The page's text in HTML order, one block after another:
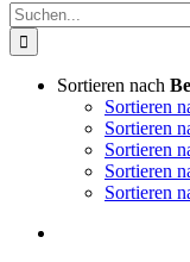
Suche
nach:
Sortieren nach
Sortieren
Sortieren
Sortieren
Sortieren
Sortieren